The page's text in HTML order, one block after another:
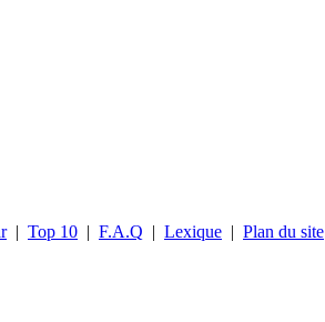
| Top 10 | F.A.Q | Lexique | Plan du site